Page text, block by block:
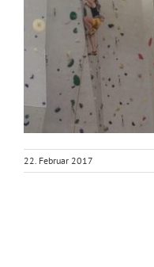
22. Februar 2017